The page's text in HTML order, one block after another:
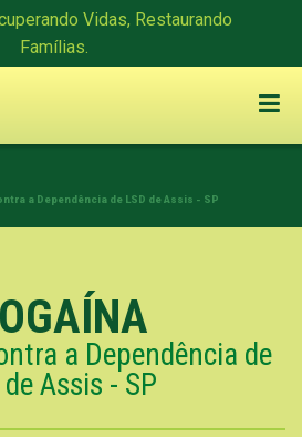
Vidas, Restaurando
Famílias.
a Dependência de LSD de Assis - SP
a Dependência de
de Assis - SP